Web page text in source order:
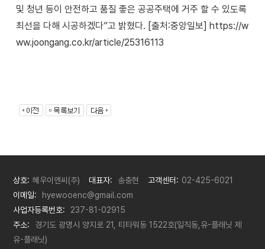
및 청년 등이 안전하고 품질 좋은 공공주택에 거주 할 수 있도록
최선을 다해 시공하겠다”고 밝혔다. [출처:중앙일보] https://w
ww.joongang.co.kr/article/25316113
상호: 혜우이엔씨(주) 대표자: 송충현 고객센터: 02-425-6021
이메일:
hyewooenc@gmail.com
사업자등록번호:
237-81-02915
주소:
경기도 광명시 양지로 21, 티타워동 1522호(일직동,유-플래닛 제
유-플래닛)